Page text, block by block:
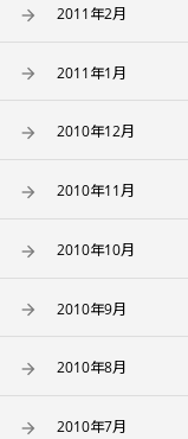
2011年2月
2011年1月
2010年12月
2010年11月
2010年10月
2010年9月
2010年8月
2010年7月